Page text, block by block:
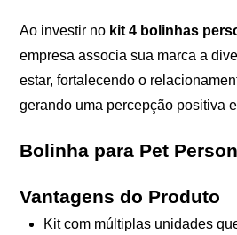
Ao investir no kit 4 bolinhas
empresa associa sua marca a
estar, fortalecendo o
gerando uma percepção positiva
Bolinha para Pet
Vantagens do Produto
Kit com múltiplas unidades